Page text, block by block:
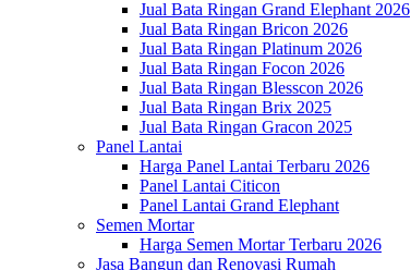
Jual Bata Ringan Grand Elephant 2026
Jual Bata Ringan Bricon 2026
Jual Bata Ringan Platinum 2026
Jual Bata Ringan Focon 2026
Jual Bata Ringan Blesscon 2026
Jual Bata Ringan Brix 2025
Jual Bata Ringan Gracon 2025
Panel Lantai
Harga Panel Lantai Terbaru 2026
Panel Lantai Citicon
Panel Lantai Grand Elephant
Semen Mortar
Harga Semen Mortar Terbaru 2026
Jasa Bangun dan Renovasi Rumah